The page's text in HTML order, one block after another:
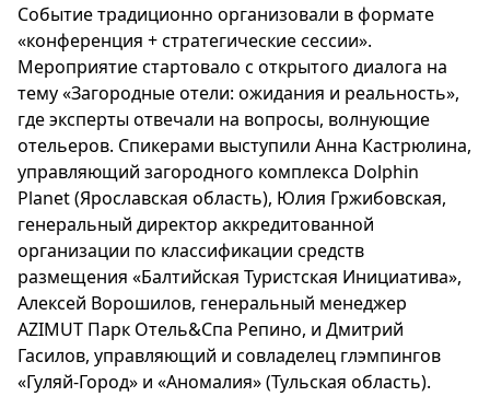
Событие традиционно организовали в формате
«конференция + стратегические сессии».
Мероприятие стартовало с открытого диалога на
тему «Загородные отели: ожидания и реальность»,
где эксперты отвечали на вопросы, волнующие
отельеров. Спикерами выступили Анна Кастрюлина,
управляющий загородного комплекса Dolphin
Planet (Ярославская область), Юлия Гржибовская,
генеральный директор аккредитованной
организации по классификации средств
размещения «Балтийская Туристская Инициатива»,
Алексей Ворошилов, генеральный менеджер
AZIMUT Парк Отель&Спа Репино, и Дмитрий
Гасилов, управляющий и совладелец глэмпингов
«Гуляй-Город» и «Аномалия» (Тульская область).